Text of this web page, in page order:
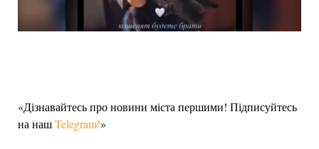
«Дізнавайтесь про новини міста першими! Підписуйтесь
на нашTelegram!»